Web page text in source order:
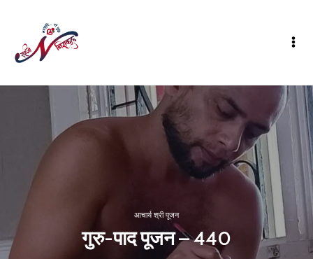
आचार्य श्री पूजन
गुरु-पाद पूजन – 440